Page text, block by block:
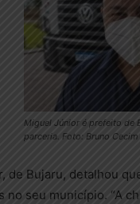
Miguel Júnior é prefeito de
parceria. Foto: Bruno
de Bujaru, detalhou
seu município. “A